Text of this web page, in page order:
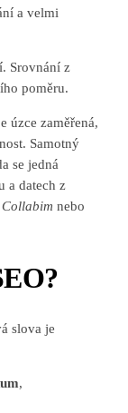
a velmi
úzce zaměřená,
Samotný
se jedná
a datech z
Collabim nebo
slova je
,